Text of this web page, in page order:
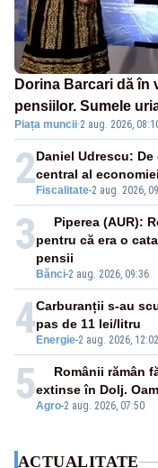
Dorina Barcari dă în
pensiilor. Sumele
Piața muncii·2 aug. 2026,
2 Fiscalitate-2 aug. 2026,
Daniel Udrescu:
central al
3
Bănci-2 aug. 2026, 09:36
Piperea (AUR):
pentru că era o
pensii
4 Energie-2 aug. 2026, 12:02
Carburanții s-au
pas de 11 lei/litru
5Agro-2 aug. 2026, 07:50
Românii rămân
extinse în Dolj.
ACTUALITATE